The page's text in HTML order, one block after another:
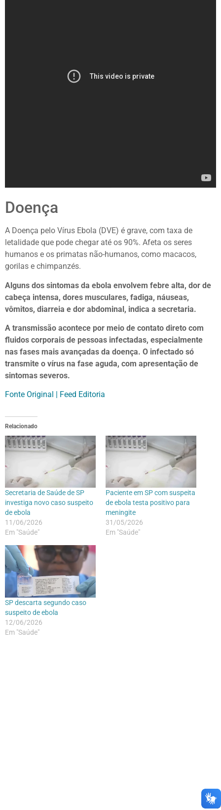
Doença
A Doença pelo Vírus Ebola (DVE) é grave, com taxa de
letalidade que pode chegar até os 90%. Afeta os seres
humanos e os primatas não-humanos, como macacos,
gorilas e chimpanzés.
Alguns dos sintomas da ebola envolvem febre alta, dor de
cabeça intensa, dores musculares, fadiga, náuseas,
vômitos, diarreia e dor abdominal, indica a secretaria.
A transmissão acontece por meio de contato direto com
fluidos corporais de pessoas infectadas, especialmente
nas fases mais avançadas da doença. O infectado só
transmite o vírus na fase aguda, com apresentação de
sintomas severos.
Fonte Original | Feed Editoria
Relacionado
Secretaria de Saúde de SP
investiga novo caso suspeito
de ebola
11/06/2026
Em "Saúde"
Paciente em SP com suspeita
de ebola testa positivo para
meningite
31/05/2026
Em "Saúde"
SP descarta segundo caso
suspeito de ebola
12/06/2026
Em "Saúde"